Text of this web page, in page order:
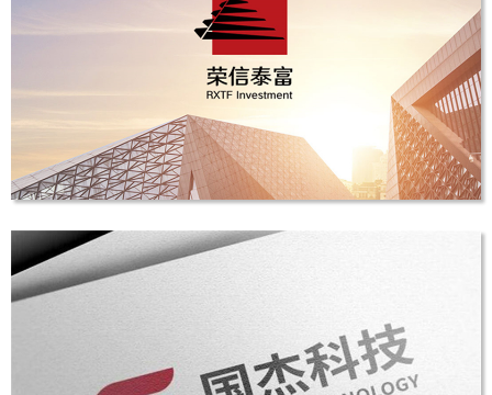
海归博士创业园
荣信泰富投资
LOGO设计